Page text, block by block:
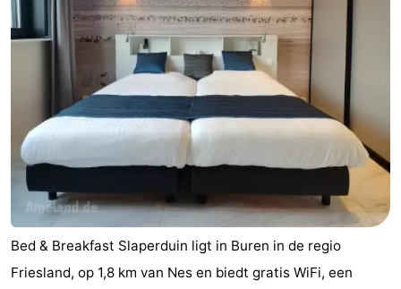
Medische
Friesland
Leeuwarden
Waddeneilanden
-
Schiermonnikoog
-
Bed & Breakfast Slaperduin ligt in Buren in de regio
Friesland, op 1,8 km van Nes en biedt gratis WiFi, een